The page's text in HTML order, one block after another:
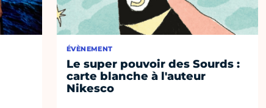
ÉVÈNEMENT
Le super pouvoir des Sourds :
carte blanche à l'auteur
Nikesco